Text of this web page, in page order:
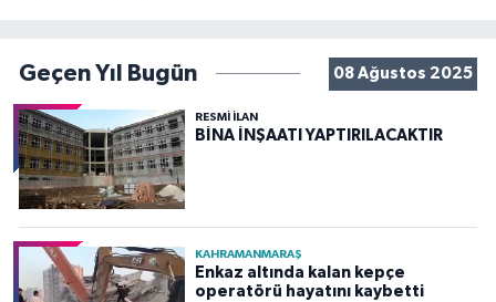
Geçen Yıl Bugün 08 Ağustos 2025
RESMİ İLAN
BİNA İNŞAATI YAPTIRILACAKTIR
KAHRAMANMARAŞ
Enkaz altında kalan kepçe
operatörü hayatını kaybetti